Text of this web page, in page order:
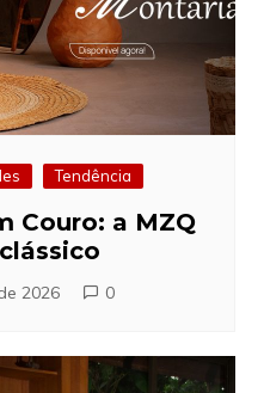
Tendência
Couro: a MZQ
2026 0